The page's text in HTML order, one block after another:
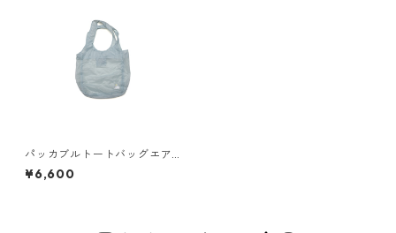
パッカブルトートバッグエア
ー S [小兎]ライトブルー
¥6,600